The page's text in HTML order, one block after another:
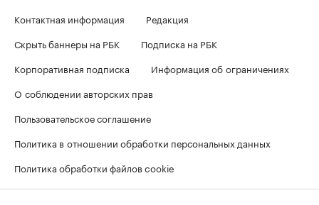
Контактная информация
Редакция
Скрыть баннеры на РБК
Подписка на РБК
Корпоративная подписка
Информация об ограничениях
О соблюдении авторских прав
Пользовательское соглашение
Политика в отношении обработки персональных данных
Политика обработки файлов cookie